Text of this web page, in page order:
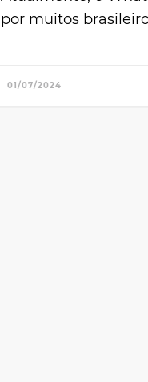
por muitos
01/07/2024